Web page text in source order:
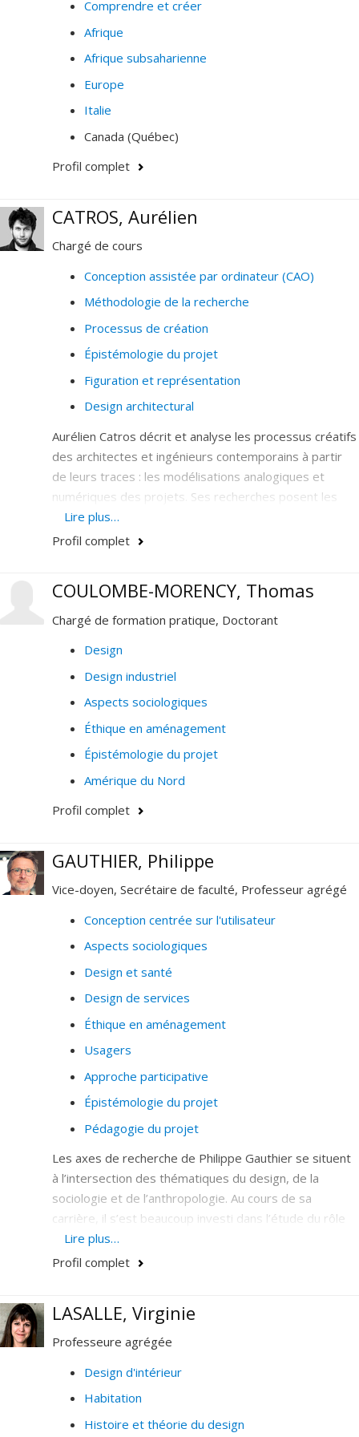
Comprendre et créer
Afrique
Afrique subsaharienne
Europe
Italie
Canada (Québec)
Profil complet
CATROS, Aurélien
Chargé de cours
Conception assistée par ordinateur (CAO)
Méthodologie de la recherche
Processus de création
Épistémologie du projet
Figuration et représentation
Design architectural
Aurélien Catros décrit et analyse les processus créatifs
des architectes et ingénieurs contemporains à partir
de leurs traces : les modélisations analogiques et
numériques des projets. Ses recherches posent les
bases de la
de reconstruction généalogique de la conception
Lire plus…
Profil complet
COULOMBE-MORENCY, Thomas
Chargé de formation pratique, Doctorant
Design
Design industriel
Aspects sociologiques
Éthique en aménagement
Épistémologie du projet
Amérique du Nord
Profil complet
GAUTHIER, Philippe
Vice-doyen, Secrétaire de faculté, Professeur agrégé
Conception centrée sur l'utilisateur
Aspects sociologiques
Design et santé
Design de services
Éthique en aménagement
Usagers
Approche participative
Épistémologie du projet
Pédagogie du projet
Les axes de recherche de Philippe Gauthier se situent
à l’intersection des thématiques du design, de la
sociologie et de l’anthropologie. Au cours de sa
carrière, il s’est beaucoup investi dans l’étude du rôle
du designer dans le cadre d’une analyse critique du
développement des politiques publiques et des
experts dans les démocraties modernes. Il poursuit
actuellement trois axes de recherche :
- Analyse de la dynamique disciplinaire du design dans
recherche-création et des autres formes de recherche
Lire plus…
Profil complet
LASALLE, Virginie
Professeure agrégée
Design d'intérieur
Habitation
Histoire et théorie du design